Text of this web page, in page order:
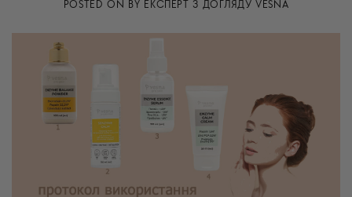
POSTED ON BY ЕКСПЕРТ З ДОГЛЯДУ VESNA